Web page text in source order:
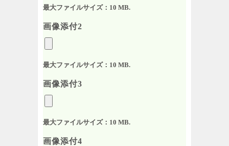
最大ファイルサイズ：10 MB.
画像添付2
最大ファイルサイズ：10 MB.
画像添付3
最大ファイルサイズ：10 MB.
画像添付4